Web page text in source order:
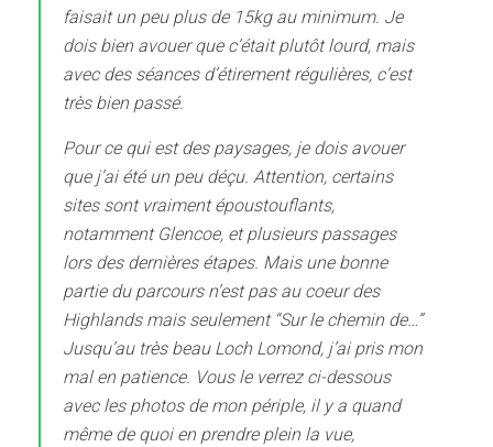
faisait un peu plus de 15kg au minimum. Je
dois bien avouer que c’était plutôt lourd, mais
avec des séances d’étirement régulières, c’est
très bien passé.
Pour ce qui est des paysages, je dois avouer
que j’ai été un peu déçu. Attention, certains
sites sont vraiment époustouflants,
notamment Glencoe, et plusieurs passages
lors des dernières étapes. Mais une bonne
partie du parcours n’est pas au coeur des
Highlands mais seulement “Sur le chemin de…”
Jusqu’au très beau Loch Lomond, j’ai pris mon
mal en patience. Vous le verrez ci-dessous
avec les photos de mon périple, il y a quand
même de quoi en prendre plein la vue,